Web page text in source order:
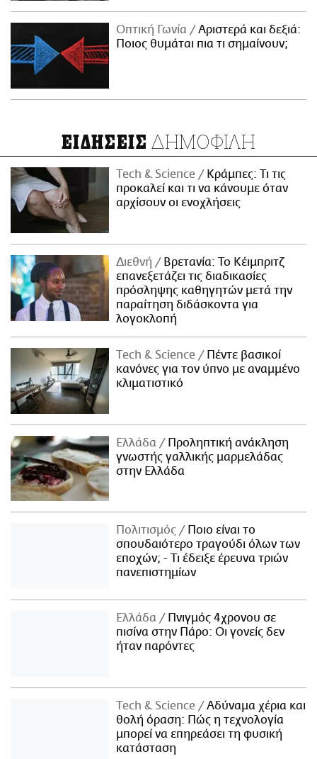
Οπτική Γωνία
Αριστερά και δεξιά:
Ποιος θυμάται πια τι σημαίνουν;
ΕΙΔΗΣΕΙΣ ΔΗΜΟΦΙΛΗ
Τech & Science
Κράμπες: Τι τις
προκαλεί και τι να κάνουμε όταν
αρχίσουν οι ενοχλήσεις
Διεθνή
Βρετανία: Το Κέιμπριτζ
επανεξετάζει τις διαδικασίες
πρόσληψης καθηγητών μετά την
παραίτηση διδάσκοντα για
λογοκλοπή
Τech & Science
Πέντε βασικοί
κανόνες για τον ύπνο με αναμμένο
κλιματιστικό
Ελλάδα
Προληπτική ανάκληση
γνωστής γαλλικής μαρμελάδας
στην Ελλάδα
Πολιτισμός
Ποιο είναι το
σπουδαιότερο τραγούδι όλων των
εποχών; - Τι έδειξε έρευνα τριών
πανεπιστημίων
Ελλάδα
Πνιγμός 4χρονου σε
πισίνα στην Πάρο: Οι γονείς δεν
ήταν παρόντες
Τech & Science
Αδύναμα χέρια και
θολή όραση: Πώς η τεχνολογία
μπορεί να επηρεάσει τη φυσική
κατάσταση